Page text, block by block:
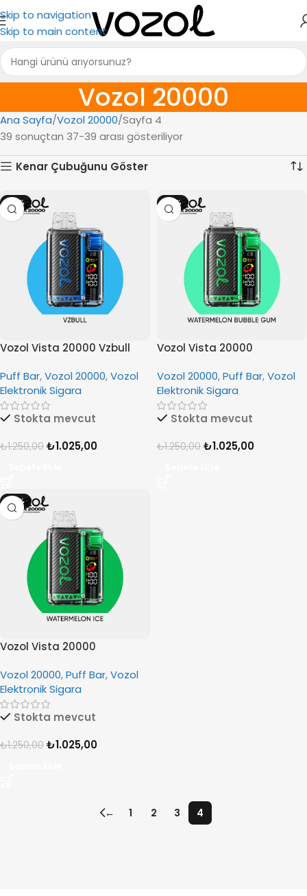
Skip to navigation
Skip to main content
Vozol 20000
Ana Sayfa Vozol 20000 Sayfa 4
39 sonuçtan 37-39 arası gösteriliyor
Kenar Çubuğunu Göster
-18%
Vozol Vista 20000 Vzbull
Puff Bar,Vozol 20000,Vozol
Elektronik Sigara
Stokta mevcut
₺1.250,00 ₺1.025,00
-18%
Vozol Vista 20000
Vozol 20000,Puff Bar,Vozol
Elektronik Sigara
Stokta mevcut
₺1.250,00 ₺1.025,00
-18%
Vozol Vista 20000
Vozol 20000,Puff Bar,Vozol
Elektronik Sigara
Stokta mevcut
₺1.250,00 ₺1.025,00
← 1 2 3 4